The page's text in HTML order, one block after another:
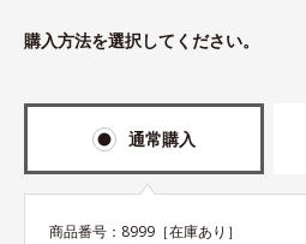
購入方法を選択してください。
通常購入
商品番号： 8999 ［在庫あり］